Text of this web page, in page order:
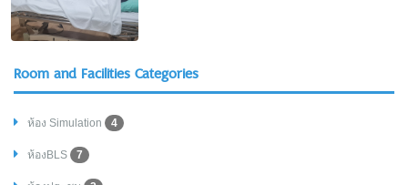
Room and Facilities Categories
ห้อง Simulation 4
ห้องBLS 7